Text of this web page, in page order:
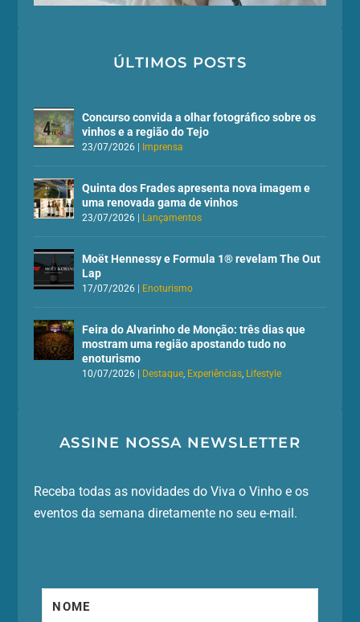
ÚLTIMOS POSTS
Concurso convida a olhar fotográfico sobre os
vinhos e a região do Tejo
23/07/2026 Imprensa
Quinta dos Frades apresenta nova imagem e
uma renovada gama de vinhos
23/07/2026 Lançamentos
Moët Hennessy e Formula 1® revelam The Out
Lap
17/07/2026 Enoturismo
Feira do Alvarinho de Monção: três dias que
mostram uma região apostando tudo no
enoturismo
10/07/2026 Destaque, Experiências, Lifestyle
ASSINE NOSSA NEWSLETTER
Receba todas as novidades do Viva o Vinho e os
eventos da semana diretamente no seu e-mail.